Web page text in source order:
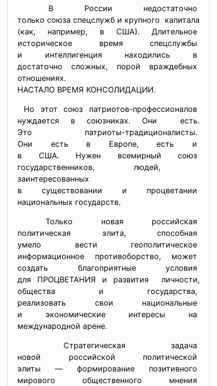
В России недостаточно
только союза спецслужб и крупного капитала
(как, например, в США). Длительное
историческое время спецслужбы
и интеллигенция находились в
достаточно сложных, порой враждебных
отношениях.
НАСТАЛО ВРЕМЯ КОНСОЛИДАЦИИ.
Но этот союз патриотов-профессионалов
нуждается в союзниках. Они есть.
Это патриоты-традиционалисты.
Они есть в Европе, есть и
в США. Нужен всемирный союз
государственников, людей,
заинтересованных
в существовании и процветании
национальных государств.
Только новая российская
политическая элита, способная
умело вести геополитическое
информационное противоборство, может
создать благоприятные условия
для ПРОЦВЕТАНИЯ и развития личности,
общества и государства,
реализовать свои национальные
и экономические интересы на
международной арене.
Стратегическая задача
новой российской политической
элиты — формирование позитивного
мирового общественного мнения